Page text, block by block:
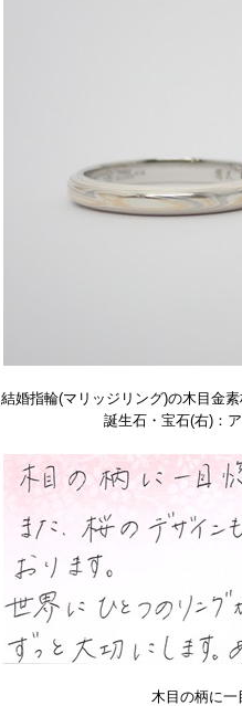
結婚指輪(マリッジリング)の木目金
誕生石・宝石(右)：
木目の柄に一